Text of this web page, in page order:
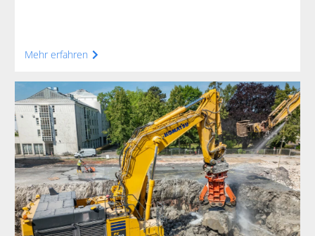
Mehr erfahren